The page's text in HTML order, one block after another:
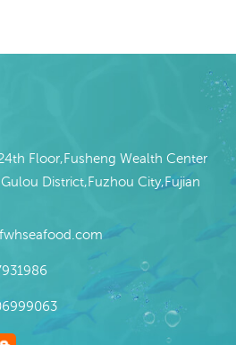
Floor,Fusheng Wealth Center
District,Fuzhou City,Fujian